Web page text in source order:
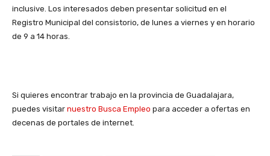
inclusive. Los interesados deben presentar solicitud en el
Registro Municipal del consistorio, de lunes a viernes y en horario
de 9 a 14 horas.
Si quieres encontrar trabajo en la provincia de Guadalajara,
puedes visitar nuestro Busca Empleo para acceder a ofertas en
decenas de portales de internet.